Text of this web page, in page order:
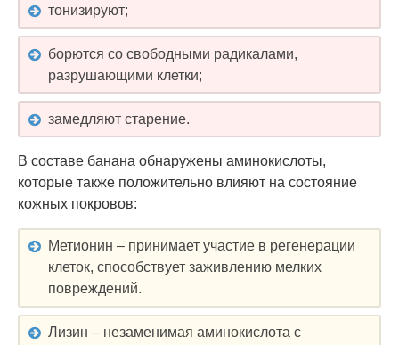
тонизируют;
борются со свободными радикалами,
разрушающими клетки;
замедляют старение.
В составе банана обнаружены аминокислоты,
которые также положительно влияют на состояние
кожных покровов:
Метионин – принимает участие в регенерации
клеток, способствует заживлению мелких
повреждений.
Лизин – незаменимая аминокислота с